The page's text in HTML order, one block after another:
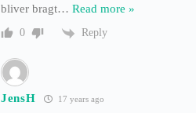
bliver bragt… Read more »
0 Reply
JensH 17 years ago